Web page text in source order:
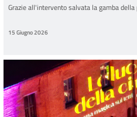
Grazie all'intervento salvata la gamba della
15 Giugno 2026